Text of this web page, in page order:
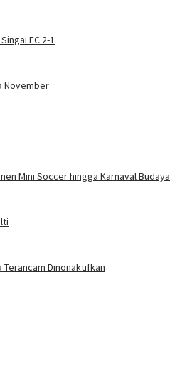
FC 2-1
November
Mini Soccer hingga Karnaval Budaya
Terancam Dinonaktifkan